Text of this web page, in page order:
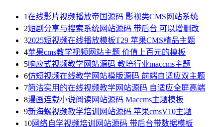
1在线影片视频播放帝国源码 影视类CMS网站系统
2短剧分享与搜索系统网站源码 带后台 可以增删改
32025短视频在线播放模板T29 苹果CMS精品主题
4苹果cms教学视频网站主题 价值上百元的模板
5响应式视频教学网站源码 教培行业maccms主题
6仿短视频在线教学网站模版源码 前端自适应双主题
7简洁实用的在线视频教学网站源码 自适应全屏高端
8漫画连载小说阅读网站源码 Maccms主题模板
9新海螺视频教学培训网站源码 苹果cmsV10主题
10网络自学视频培训网站源码 带后台带数据模板